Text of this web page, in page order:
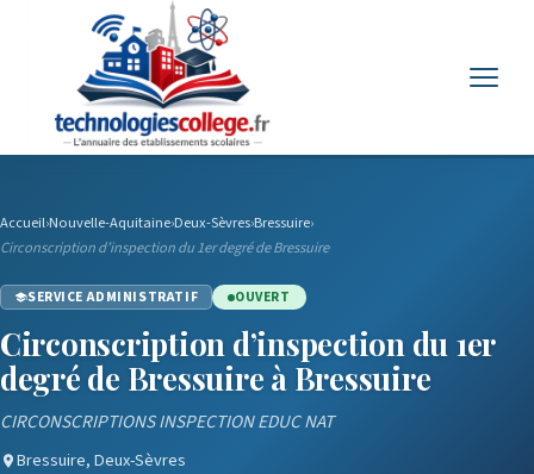
Accueil›Nouvelle-Aquitaine›Deux-Sèvres›Bressuire›
Circonscription d’inspection du 1er degré de Bressuire
SERVICE ADMINISTRATIF OUVERT
Circonscription d’inspection du 1er
degré de Bressuire à Bressuire
CIRCONSCRIPTIONS INSPECTION EDUC NAT
Bressuire, Deux-Sèvres